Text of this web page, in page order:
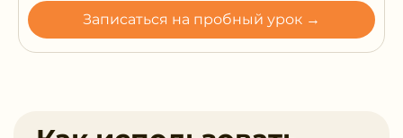
Записаться на пробный урок →